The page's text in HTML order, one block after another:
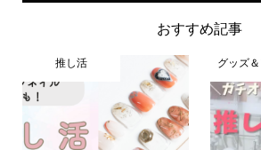
おすすめ記事
推し活 グッズ